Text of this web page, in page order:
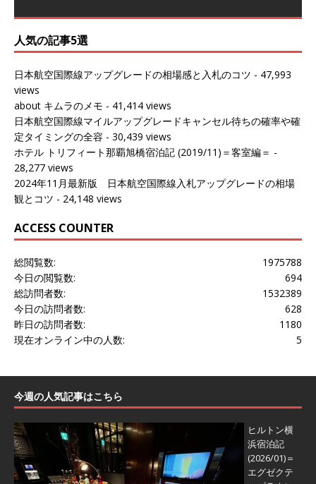
人気の記事5選
日本航空国際線アップグレードの相場感と入札のコツ - 47,993
views
about キムラのメモ - 41,414 views
日本航空国際線マイルアップグレードキャンセル待ちの確率や確
定タイミングの全容 - 30,439 views
ホテル トリフィート那覇旭橋宿泊記 (2019/11)＝客室編＝ -
28,277 views
2024年11月最新版 日本航空国際線入札アップグレードの相場
観とコツ - 24,148 views
ACCESS COUNTER
1975788
総閲覧数:
694
今日の閲覧数:
1532389
総訪問者数:
628
今日の訪問者数:
1180
昨日の訪問者数:
5
現在オンライン中の人数:
今週の人気記事はこちら
ヒルトン横
浜宿泊記
(2026/01)＝
エグゼクテ